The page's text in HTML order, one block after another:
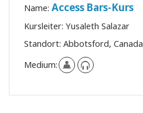
Name: Access Bars-Kurs
Kursleiter: Yusaleth Salazar
Standort: Abbotsford, Canada
Medium: